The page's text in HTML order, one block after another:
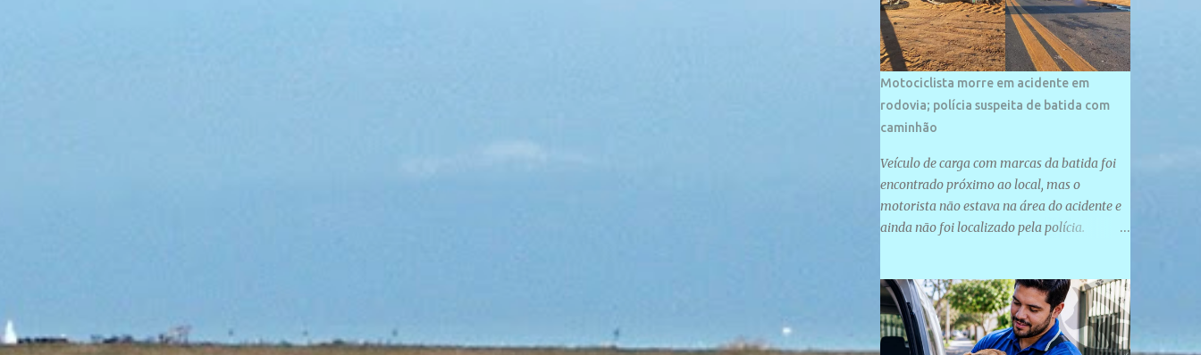
residências de veraneio de grande porte. O
maior empreendimento fixado nessa área é
o SESC Praia, inaugurado em 12 de julho de
1996. Com arquitetura moderna,...
Motociclista morre em acidente em
rodovia; polícia suspeita de batida com
caminhão
Veículo de carga com marcas da batida foi
encontrado próximo ao local, mas o
motorista não estava na área do acidente e
ainda não foi localizado pela polícia.
Divulgação/PMPI João Pedro de Sousa
Santos morreu na manhã desta sexta-feira
(31) em um acidente na PI-247, na zona